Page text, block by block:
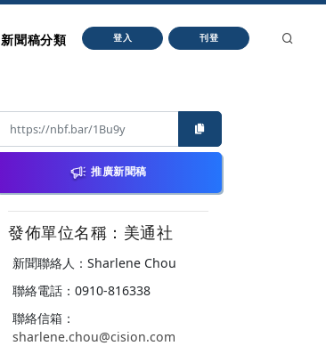
新聞稿分類 登入 刊登
推廣新聞稿
發佈單位名稱：美通社
新聞聯絡人：Sharlene Chou
聯絡電話：0910-816338
聯絡信箱：
sharlene.chou@cision.com